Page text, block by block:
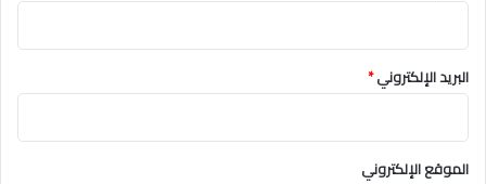
البريد الإلكتروني*
الموقع الإلكتروني